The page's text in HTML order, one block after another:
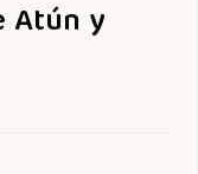
Atún y